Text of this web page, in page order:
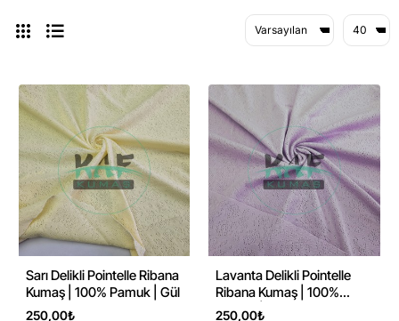
Sarı Delikli Pointelle Ribana
Kumaş | 100% Pamuk | Gül
250,00₺
Lavanta Delikli Pointelle
Ribana Kumaş | 100%
Pamuk | Gül
250,00₺